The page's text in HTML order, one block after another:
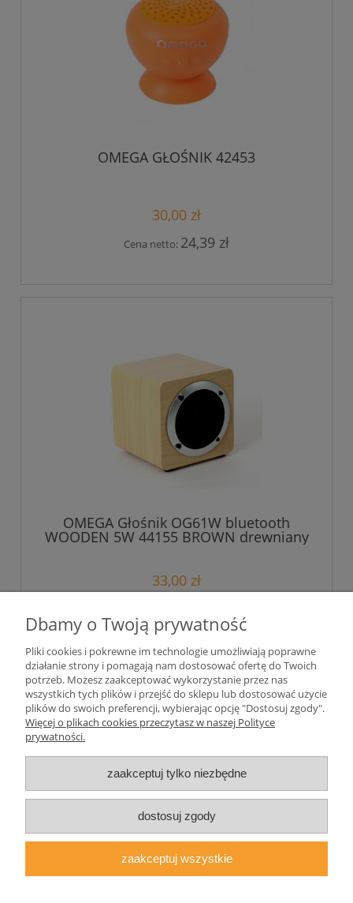
OMEGA GŁOŚNIK 42453
30,00 zł
Cena netto: 24,39 zł
OMEGA Głośnik OG61W bluetooth
WOODEN 5W 44155 BROWN drewniany
33,00 zł
« 1 2 3 »
Pomoc
Moje konto
Płatności i dostawa
Informacje
O nas
Dbamy o Twoją prywatność
Pliki cookies i pokrewne im technologie umożliwiają poprawne
działanie strony i pomagają nam dostosować ofertę do Twoich
potrzeb. Możesz zaakceptować wykorzystanie przez nas
wszystkich tych plików i przejść do sklepu lub dostosować użycie
plików do swoich preferencji, wybierając opcję "Dostosuj zgody".
Więcej o plikach cookies przeczytasz w naszej Polityce
prywatności.
zaakceptuj tylko niezbędne
dostosuj zgody
zaakceptuj wszystkie